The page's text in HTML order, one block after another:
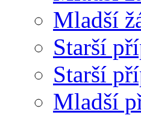
Mladší
Starší
Starší
Mladší